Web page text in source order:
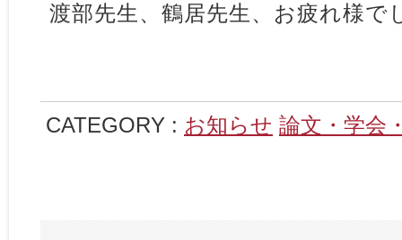
渡部先生、鶴居先生、お疲れ様で
CATEGORY : お知らせ 論文・学会